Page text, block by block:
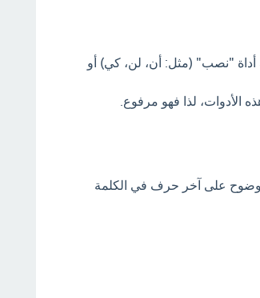
أداة "نصب" (مثل: أن، لن، كي) أو
الأدوات، لذا فهو مرفوع.
على آخر حرف في الكلمة